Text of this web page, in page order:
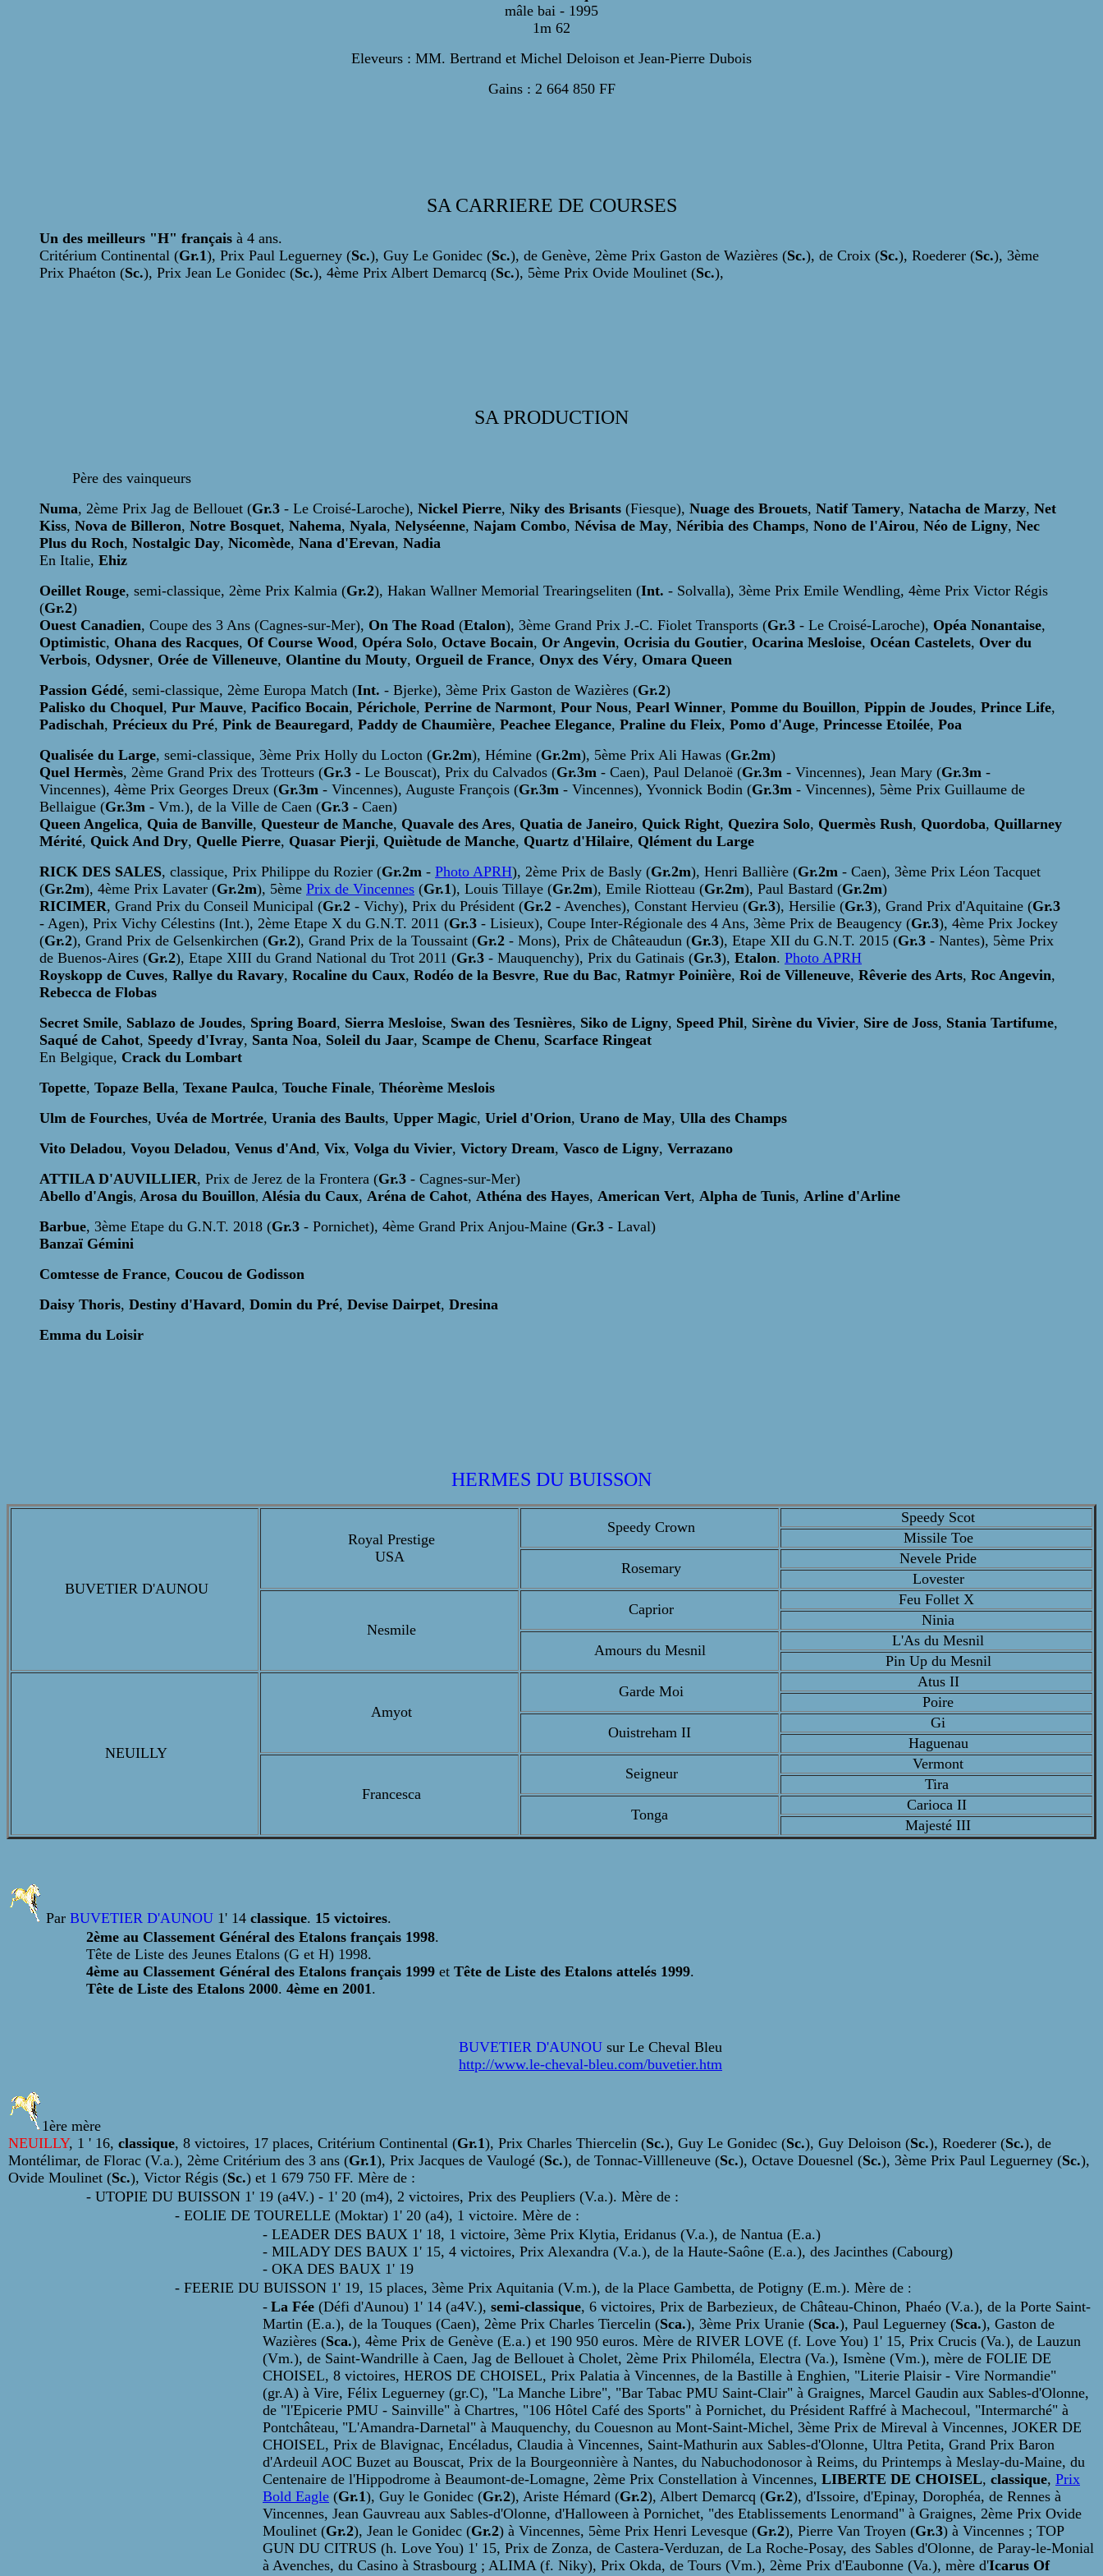
mâle bai - 1995
1m 62
Eleveurs : MM. Bertrand et Michel Deloison et Jean-Pierre Dubois
Gains : 2 664 850 FF
SA CARRIERE DE COURSES
Un des meilleurs "H" français à 4 ans.
Critérium Continental (Gr.1), Prix Paul Leguerney (Sc.), Guy Le Gonidec (Sc.), de Genève, 2ème Prix Gaston de Wazières (Sc.), de Croix (Sc.), Roederer (Sc.), 3ème
Prix Phaéton (Sc.), Prix Jean Le Gonidec (Sc.), 4ème Prix Albert Demarcq (Sc.), 5ème Prix Ovide Moulinet (Sc.),
SA PRODUCTION
Père des vainqueurs
Numa, 2ème Prix Jag de Bellouet (Gr.3 - Le Croisé-Laroche), Nickel Pierre, Niky des Brisants (Fiesque), Nuage des Brouets, Natif Tamery, Natacha de Marzy, Net
Kiss, Nova de Billeron, Notre Bosquet, Nahema, Nyala, Nelyséenne, Najam Combo, Névisa de May, Néribia des Champs, Nono de l'Airou, Néo de Ligny, Nec
Plus du Roch, Nostalgic Day, Nicomède, Nana d'Erevan, Nadia
En Italie, Ehiz
Oeillet Rouge, semi-classique, 2ème Prix Kalmia (Gr.2), Hakan Wallner Memorial Trearingseliten (Int. - Solvalla), 3ème Prix Emile Wendling, 4ème Prix Victor Régis
(Gr.2)
Ouest Canadien, Coupe des 3 Ans (Cagnes-sur-Mer), On The Road (Etalon), 3ème Grand Prix J.-C. Fiolet Transports (Gr.3 - Le Croisé-Laroche), Opéa Nonantaise,
Optimistic, Ohana des Racques, Of Course Wood, Opéra Solo, Octave Bocain, Or Angevin, Ocrisia du Goutier, Ocarina Mesloise, Océan Castelets, Over du
Verbois, Odysner, Orée de Villeneuve, Olantine du Mouty, Orgueil de France, Onyx des Véry, Omara Queen
Passion Gédé, semi-classique, 2ème Europa Match (Int. - Bjerke), 3ème Prix Gaston de Wazières (Gr.2)
Palisko du Choquel, Pur Mauve, Pacifico Bocain, Périchole, Perrine de Narmont, Pour Nous, Pearl Winner, Pomme du Bouillon, Pippin de Joudes, Prince Life,
Padischah, Précieux du Pré, Pink de Beauregard, Paddy de Chaumière, Peachee Elegance, Praline du Fleix, Pomo d'Auge, Princesse Etoilée, Poa
Qualisée du Large, semi-classique, 3ème Prix Holly du Locton (Gr.2m), Hémine (Gr.2m), 5ème Prix Ali Hawas (Gr.2m)
Quel Hermès, 2ème Grand Prix des Trotteurs (Gr.3 - Le Bouscat), Prix du Calvados (Gr.3m - Caen), Paul Delanoë (Gr.3m - Vincennes), Jean Mary (Gr.3m -
Vincennes), 4ème Prix Georges Dreux (Gr.3m - Vincennes), Auguste François (Gr.3m - Vincennes), Yvonnick Bodin (Gr.3m - Vincennes), 5ème Prix Guillaume de
Bellaigue (Gr.3m - Vm.), de la Ville de Caen (Gr.3 - Caen)
Queen Angelica, Quia de Banville, Questeur de Manche, Quavale des Ares, Quatia de Janeiro, Quick Right, Quezira Solo, Quermès Rush, Quordoba, Quillarney
Mérité, Quick And Dry, Quelle Pierre, Quasar Pierji, Quiètude de Manche, Quartz d'Hilaire, Qlément du Large
RICK DES SALES, classique, Prix Philippe du Rozier (Gr.2m - Photo APRH), 2ème Prix de Basly (Gr.2m), Henri Ballière (Gr.2m - Caen), 3ème Prix Léon Tacquet
(Gr.2m), 4ème Prix Lavater (Gr.2m), 5ème Prix de Vincennes (Gr.1), Louis Tillaye (Gr.2m), Emile Riotteau (Gr.2m), Paul Bastard (Gr.2m)
RICIMER, Grand Prix du Conseil Municipal (Gr.2 - Vichy), Prix du Président (Gr.2 - Avenches), Constant Hervieu (Gr.3), Hersilie (Gr.3), Grand Prix d'Aquitaine (Gr.3
- Agen), Prix Vichy Célestins (Int.), 2ème Etape X du G.N.T. 2011 (Gr.3 - Lisieux), Coupe Inter-Régionale des 4 Ans, 3ème Prix de Beaugency (Gr.3), 4ème Prix Jockey
(Gr.2), Grand Prix de Gelsenkirchen (Gr.2), Grand Prix de la Toussaint (Gr.2 - Mons), Prix de Châteaudun (Gr.3), Etape XII du G.N.T. 2015 (Gr.3 - Nantes), 5ème Prix
de Buenos-Aires (Gr.2), Etape XIII du Grand National du Trot 2011 (Gr.3 - Mauquenchy), Prix du Gatinais (Gr.3), Etalon. Photo APRH
Royskopp de Cuves, Rallye du Ravary, Rocaline du Caux, Rodéo de la Besvre, Rue du Bac, Ratmyr Poinière, Roi de Villeneuve, Rêverie des Arts, Roc Angevin,
Rebecca de Flobas
Secret Smile, Sablazo de Joudes, Spring Board, Sierra Mesloise, Swan des Tesnières, Siko de Ligny, Speed Phil, Sirène du Vivier, Sire de Joss, Stania Tartifume,
Saqué de Cahot, Speedy d'Ivray, Santa Noa, Soleil du Jaar, Scampe de Chenu, Scarface Ringeat
En Belgique, Crack du Lombart
Topette, Topaze Bella, Texane Paulca, Touche Finale, Théorème Meslois
Ulm de Fourches, Uvéa de Mortrée, Urania des Baults, Upper Magic, Uriel d'Orion, Urano de May, Ulla des Champs
Vito Deladou, Voyou Deladou, Venus d'And, Vix, Volga du Vivier, Victory Dream, Vasco de Ligny, Verrazano
ATTILA D'AUVILLIER, Prix de Jerez de la Frontera (Gr.3 - Cagnes-sur-Mer)
Abello d'Angis, Arosa du Bouillon, Alésia du Caux, Aréna de Cahot, Athéna des Hayes, American Vert, Alpha de Tunis, Arline d'Arline
Barbue, 3ème Etape du G.N.T. 2018 (Gr.3 - Pornichet), 4ème Grand Prix Anjou-Maine (Gr.3 - Laval)
Banzaï Gémini
Comtesse de France, Coucou de Godisson
Daisy Thoris, Destiny d'Havard, Domin du Pré, Devise Dairpet, Dresina
Emma du Loisir
HERMES DU BUISSON
BUVETIER D'AUNOU
Royal Prestige
USA
Speedy Crown
Speedy Scot
Missile Toe
Rosemary
Nevele Pride
Lovester
Nesmile
Caprior
Feu Follet X
Ninia
Amours du Mesnil
L'As du Mesnil
Pin Up du Mesnil
NEUILLY
Amyot
Garde Moi
Atus II
Poire
Ouistreham II
Gi
Haguenau
Francesca
Seigneur
Vermont
Tira
Tonga
Carioca II
Majesté III
Par BUVETIER D'AUNOU 1' 14 classique. 15 victoires.
2ème au Classement Général des Etalons français 1998.
Tête de Liste des Jeunes Etalons (G et H) 1998.
4ème au Classement Général des Etalons français 1999 et Tête de Liste des Etalons attelés 1999.
Tête de Liste des Etalons 2000. 4ème en 2001.
BUVETIER D'AUNOU sur Le Cheval Bleu
http://www.le-cheval-bleu.com/buvetier.htm
1ère mère
NEUILLY, 1 ' 16, classique, 8 victoires, 17 places, Critérium Continental (Gr.1), Prix Charles Thiercelin (Sc.), Guy Le Gonidec (Sc.), Guy Deloison (Sc.), Roederer (Sc.), de
Montélimar, de Florac (V.a.), 2ème Critérium des 3 ans (Gr.1), Prix Jacques de Vaulogé (Sc.), de Tonnac-Villleneuve (Sc.), Octave Douesnel (Sc.), 3ème Prix Paul Leguerney (Sc.),
Ovide Moulinet (Sc.), Victor Régis (Sc.) et 1 679 750 FF. Mère de :
- UTOPIE DU BUISSON 1' 19 (a4V.) - 1' 20 (m4), 2 victoires, Prix des Peupliers (V.a.). Mère de :
- EOLIE DE TOURELLE (Moktar) 1' 20 (a4), 1 victoire. Mère de :
- LEADER DES BAUX 1' 18, 1 victoire, 3ème Prix Klytia, Eridanus (V.a.), de Nantua (E.a.)
- MILADY DES BAUX 1' 15, 4 victoires, Prix Alexandra (V.a.), de la Haute-Saône (E.a.), des Jacinthes (Cabourg)
- OKA DES BAUX 1' 19
- FEERIE DU BUISSON 1' 19, 15 places, 3ème Prix Aquitania (V.m.), de la Place Gambetta, de Potigny (E.m.). Mère de :
- La Fée (Défi d'Aunou) 1' 14 (a4V.), semi-classique, 6 victoires, Prix de Barbezieux, de Château-Chinon, Phaéo (V.a.), de la Porte Saint-
Martin (E.a.), de la Touques (Caen), 2ème Prix Charles Tiercelin (Sca.), 3ème Prix Uranie (Sca.), Paul Leguerney (Sca.), Gaston de
Wazières (Sca.), 4ème Prix de Genève (E.a.) et 190 950 euros. Mère de RIVER LOVE (f. Love You) 1' 15, Prix Crucis (Va.), de Lauzun
(Vm.), de Saint-Wandrille à Caen, Jag de Bellouet à Cholet, 2ème Prix Philoméla, Electra (Va.), Ismène (Vm.), mère de FOLIE DE
CHOISEL, 8 victoires, HEROS DE CHOISEL, Prix Palatia à Vincennes, de la Bastille à Enghien, "Literie Plaisir - Vire Normandie"
(gr.A) à Vire, Félix Leguerney (gr.C), "La Manche Libre", "Bar Tabac PMU Saint-Clair" à Graignes, Marcel Gaudin aux Sables-d'Olonne,
de "l'Epicerie PMU - Sainville" à Chartres, "106 Hôtel Café des Sports" à Pornichet, du Président Raffré à Machecoul, "Intermarché" à
Pontchâteau, "L'Amandra-Darnetal" à Mauquenchy, du Couesnon au Mont-Saint-Michel, 3ème Prix de Mireval à Vincennes, JOKER DE
CHOISEL, Prix de Blavignac, Encéladus, Claudia à Vincennes, Saint-Mathurin aux Sables-d'Olonne, Ultra Petita, Grand Prix Baron
d'Ardeuil AOC Buzet au Bouscat, Prix de la Bourgeonnière à Nantes, du Nabuchodonosor à Reims, du Printemps à Meslay-du-Maine, du
Centenaire de l'Hippodrome à Beaumont-de-Lomagne, 2ème Prix Constellation à Vincennes, LIBERTE DE CHOISEL, classique, Prix
Bold Eagle (Gr.1), Guy le Gonidec (Gr.2), Ariste Hémard (Gr.2), Albert Demarcq (Gr.2), d'Issoire, d'Epinay, Dorophéa, de Rennes à
Vincennes, Jean Gauvreau aux Sables-d'Olonne, d'Halloween à Pornichet, "des Etablissements Lenormand" à Graignes, 2ème Prix Ovide
Moulinet (Gr.2), Jean le Gonidec (Gr.2) à Vincennes, 5ème Prix Henri Levesque (Gr.2), Pierre Van Troyen (Gr.3) à Vincennes ; TOP
GUN DU CITRUS (h. Love You) 1' 15, Prix de Zonza, de Castera-Verduzan, de La Roche-Posay, des Sables d'Olonne, de Paray-le-Monial
à Avenches, du Casino à Strasbourg ; ALIMA (f. Niky), Prix Okda, de Tours (Vm.), 2ème Prix d'Eaubonne (Va.), mère d'Icarus Of